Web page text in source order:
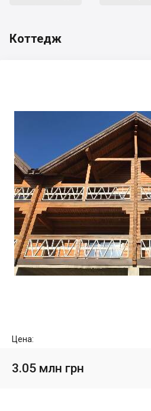
Коттедж
Цена:
3.05 млн грн